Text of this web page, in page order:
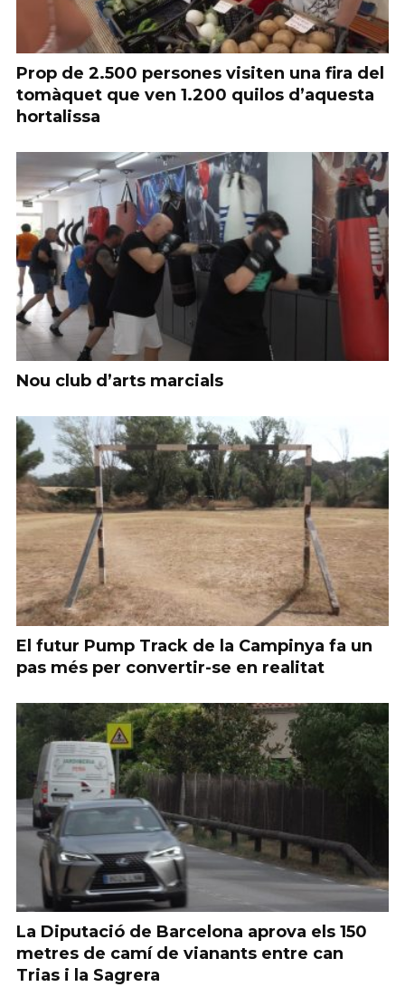
Prop de 2.500 persones visiten una fira del
tomàquet que ven 1.200 quilos d’aquesta
hortalissa
Nou club d’arts marcials
El futur Pump Track de la Campinya fa un
pas més per convertir-se en realitat
La Diputació de Barcelona aprova els 150
metres de camí de vianants entre can
Trias i la Sagrera